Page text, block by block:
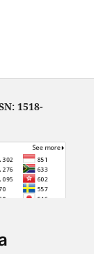
1518-